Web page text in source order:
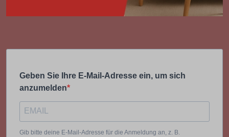
Geben Sie Ihre E-Mail-Adresse ein, um sich
anzumelden
Gib bitte deine E-Mail-Adresse für die Anmeldung an, z. B.